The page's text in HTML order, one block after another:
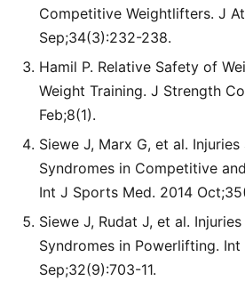
Competitive Weightlifters. J
Sep;34(3):232-238.
Hamil P. Relative Safety of
Weight Training. J Strength
Feb;8(1).
Siewe J, Marx G, et al. Injuries
Syndromes in Competitive
Int J Sports Med. 2014
Siewe J, Rudat J, et al.
Syndromes in Powerlifting.
Sep;32(9):703-11.